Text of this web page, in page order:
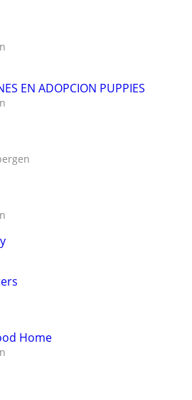
EN ADOPCION PUPPIES
Home